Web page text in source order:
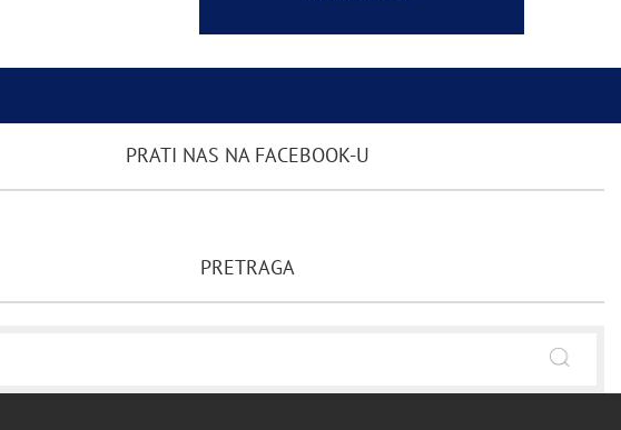
PRATI NAS NA FACEBOOK-U
PRETRAGA